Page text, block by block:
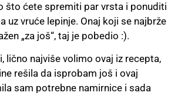
što ćete spremiti par vrsta i ponuditi
uz vruće lepinje. Onaj koji se najbrže
„za još“, taj je pobedio :).
lično najviše volimo ovaj iz recepta,
rešila da isprobam još i ovaj
sam potrebne namirnice i sada